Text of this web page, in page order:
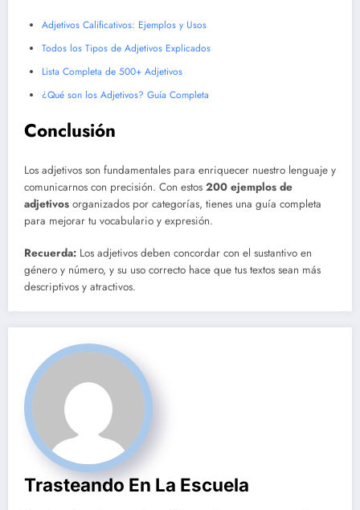
Adjetivos Calificativos: Ejemplos y Usos
Todos los Tipos de Adjetivos Explicados
Lista Completa de 500+ Adjetivos
¿Qué son los Adjetivos? Guía Completa
Conclusión
Los adjetivos son fundamentales para enriquecer nuestro lenguaje y
comunicarnos con precisión. Con estos 200 ejemplos de
adjetivos organizados por categorías, tienes una guía completa
para mejorar tu vocabulario y expresión.
Recuerda: Los adjetivos deben concordar con el sustantivo en
género y número, y su uso correcto hace que tus textos sean más
descriptivos y atractivos.
Trasteando En La Escuela